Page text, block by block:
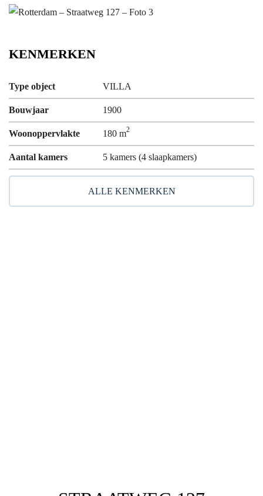
KENMERKEN
Type object VILLA
Bouwjaar 1900
Woonoppervlakte 180 m2
Aantal kamers 5 kamers (4 slaapkamers)
ALLE KENMERKEN